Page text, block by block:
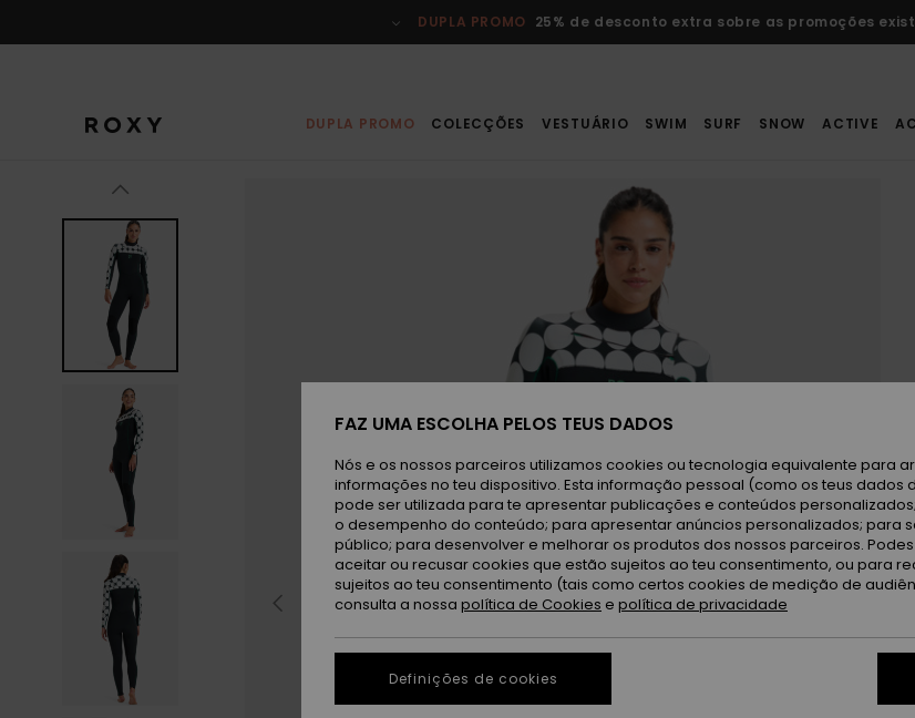
do
DUPLA PROMO 25% de desconto extra sobre as promoções
DUPLA PROMO COLECÇÕES VESTUÁRIO SWIM SURF SNOW ACTIVE
FAZ UMA ESCOLHA PELOS TEUS DADOS
Nós e os nossos parceiros utilizamos cookies ou tecnologia equivalente para
informações no teu dispositivo. Esta informação pessoal (como os teus dados
pode ser utilizada para te apresentar publicações e conteúdos
o desempenho do conteúdo; para apresentar anúncios personalizados; para
público; para desenvolver e melhorar os produtos dos nossos parceiros.
aceitar ou recusar cookies que estão sujeitos ao teu consentimento, ou para
sujeitos ao teu consentimento (tais como certos cookies de medição de
consulta a nossa política de Cookies e política de privacidade
Definições de cookies